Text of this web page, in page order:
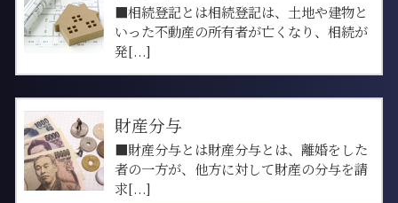
■相続登記とは相続登記は、土地や建物と
いった不動産の所有者が亡くなり、相続が
発[...]
財産分与
■財産分与とは財産分与とは、離婚をした
者の一方が、他方に対して財産の分与を請
求[...]